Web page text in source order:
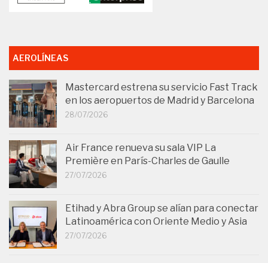
AEROLÍNEAS
Mastercard estrena su servicio Fast Track
en los aeropuertos de Madrid y Barcelona
28/07/2026
Air France renueva su sala VIP La
Première en París-Charles de Gaulle
27/07/2026
Etihad y Abra Group se alían para conectar
Latinoamérica con Oriente Medio y Asia
27/07/2026